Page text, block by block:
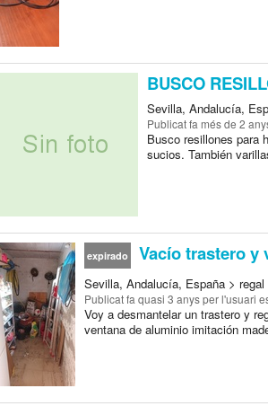
BUSCO
Sevilla, Andalucía,
Publicatfa més de 2
Busco resillones para
sucios. También
expirado Vacío trastero y
Sevilla, Andalucía, España > regal
Publicatfa quasi 3 anysper l'usuari
Voy a desmantelar un trastero y
ventana de aluminio imitación